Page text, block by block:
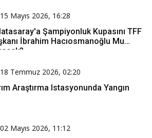
15 Mayıs 2026, 16:28
Şampiyonluk Kupasını TFF
İbrahim Hacıosmanoğlu Mu
18 Temmuz 2026, 02:20
Araştırma Istasyonunda Yangın
02 Mayıs 2026, 11:12